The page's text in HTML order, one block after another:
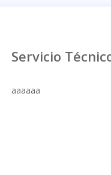
Servicio
aaaaaa